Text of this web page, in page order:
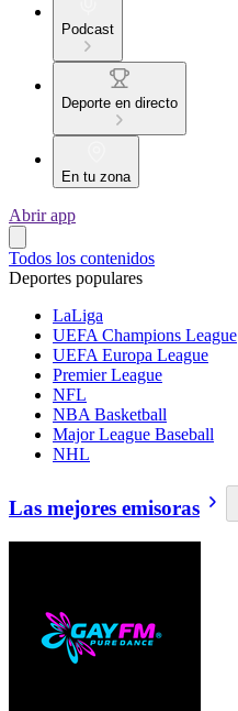
Podcast
Deporte en directo
En tu zona
Abrir app
Todos los contenidos
Deportes populares
LaLiga
UEFA Champions League
UEFA Europa League
Premier League
NFL
NBA Basketball
Major League Baseball
NHL
Las mejores emisoras